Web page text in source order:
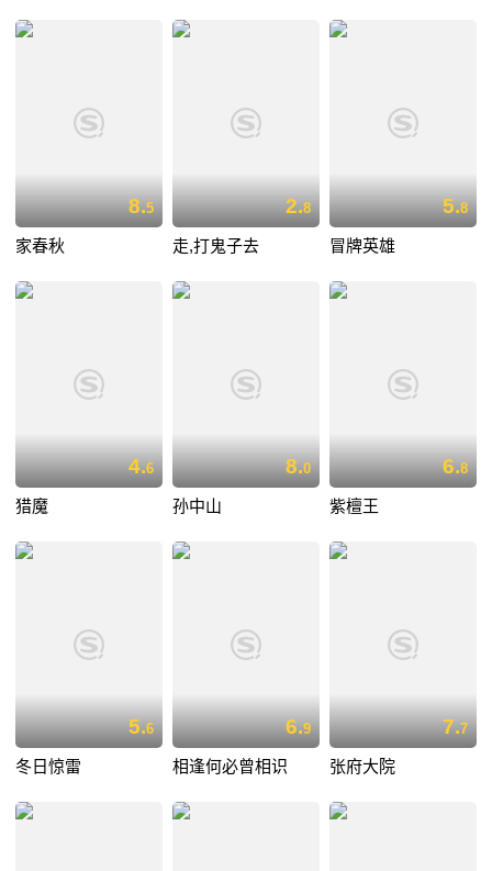
8.5
家春秋
2.8
走,打鬼子去
5.8
冒牌英雄
4.6
猎魔
8.0
孙中山
6.8
紫檀王
5.6
冬日惊雷
6.9
相逢何必曾相识
7.7
张府大院